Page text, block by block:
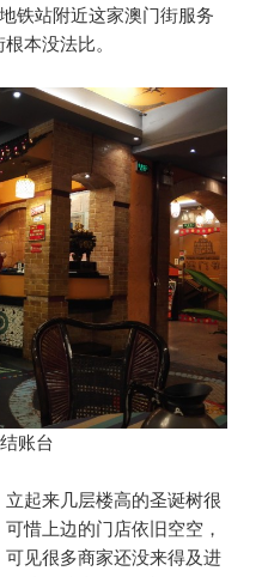
铁站附近这家澳门街服务
本没法比。
账台
起来几层楼高的圣诞树很
惜上边的门店依旧空空，
见很多商家还没来得及进